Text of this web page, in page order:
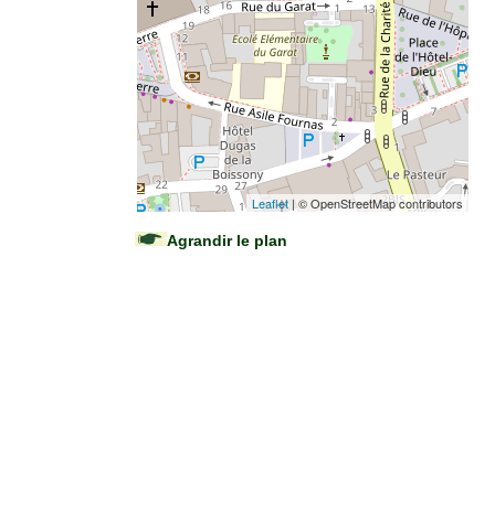
Leaflet | © OpenStreetMap contributors
Agrandir le plan